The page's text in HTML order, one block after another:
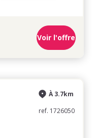
Voir l'offre
À 3.7km
ref. 1726050